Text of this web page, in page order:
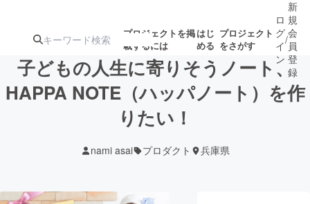
プロジェクトを掲
載するには
はじ
める
プロジェクト
をさがす
注目の新着プロ 募集終了が近いプ
ロ
グ
イ
ン
/
新
規
会
員
登
録
子どもの人生に寄りそうノート、
HAPPA NOTE（ハッパノート）を作
りたい！
nami asai プロダクト 兵庫県